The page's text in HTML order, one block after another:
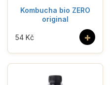
Kombucha bio ZERO
original
+
54 Kč